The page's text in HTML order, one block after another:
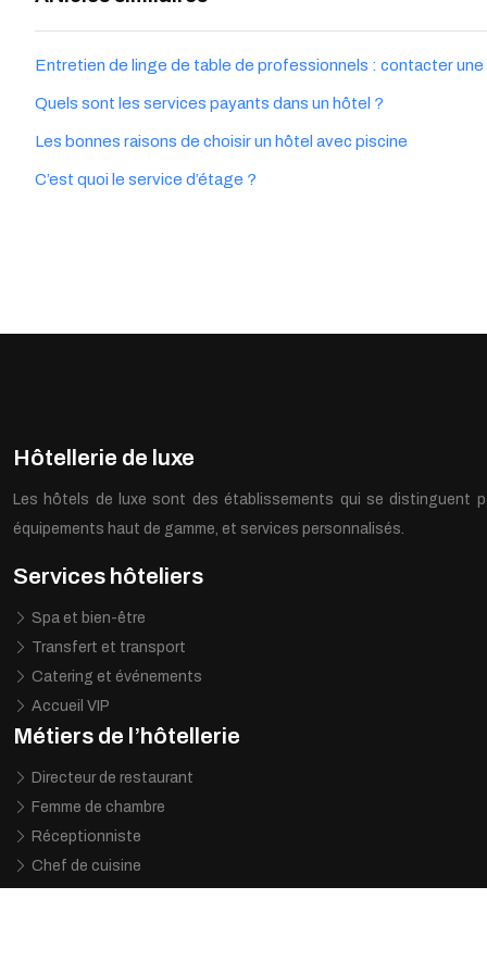
Entretien de linge de table de professionnels : contacter
Quels sont les services payants dans un hôtel ?
Les bonnes raisons de choisir un hôtel avec piscine
C’est quoi le service d’étage ?
Hôtellerie de luxe
Les hôtels de luxe sont des établissements qui se distinguent
équipements haut de gamme, et services personnalisés.
Services hôteliers
Spa et bien-être
Transfert et transport
Catering et événements
Accueil VIP
Métiers de l’hôtellerie
Directeur de restaurant
Femme de chambre
Réceptionniste
Chef de cuisine